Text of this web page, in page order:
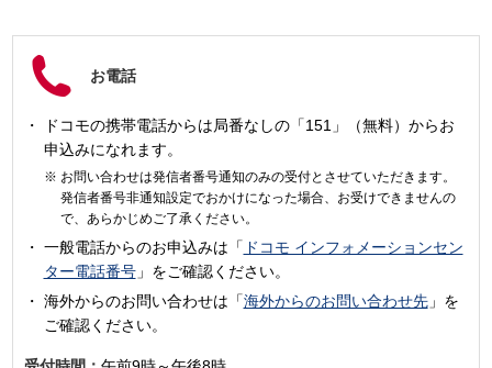
お電話
ドコモの携帯電話からは局番なしの「151」（無料）からお
申込みになれます。
お問い合わせは発信者番号通知のみの受付とさせていただきます。
発信者番号非通知設定でおかけになった場合、お受けできませんの
で、あらかじめご了承ください。
一般電話からのお申込みは「 ドコモ インフォメーションセン
ター電話番号」をご確認ください。
海外からのお問い合わせは「海外からのお問い合わせ先」を
ご確認ください。